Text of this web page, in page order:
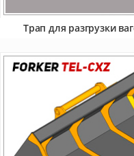
Трап для разгрузки